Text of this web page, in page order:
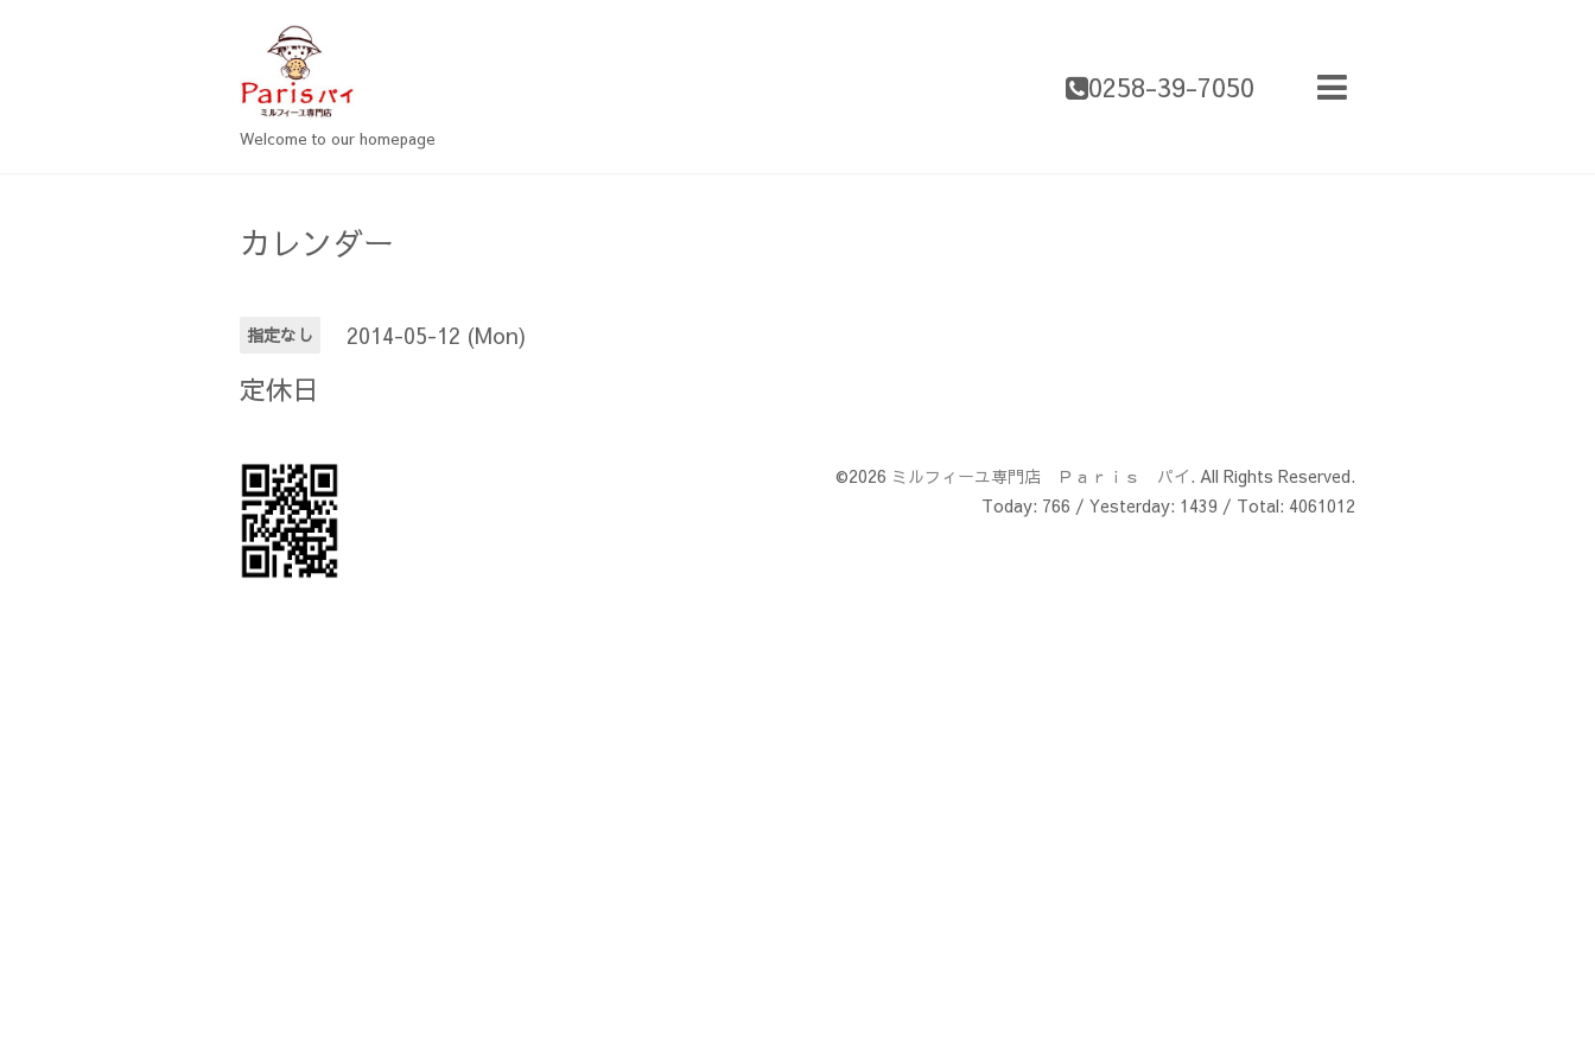
0258-39-7050
Welcome to our homepage
カレンダー
指定なし 2014-05-12 (Mon)
定休日
©2026 ミルフィーユ専門店 Ｐａｒｉｓ パイ. All Rights Reserved.
Today: 766 / Yesterday: 1439 / Total: 4061012